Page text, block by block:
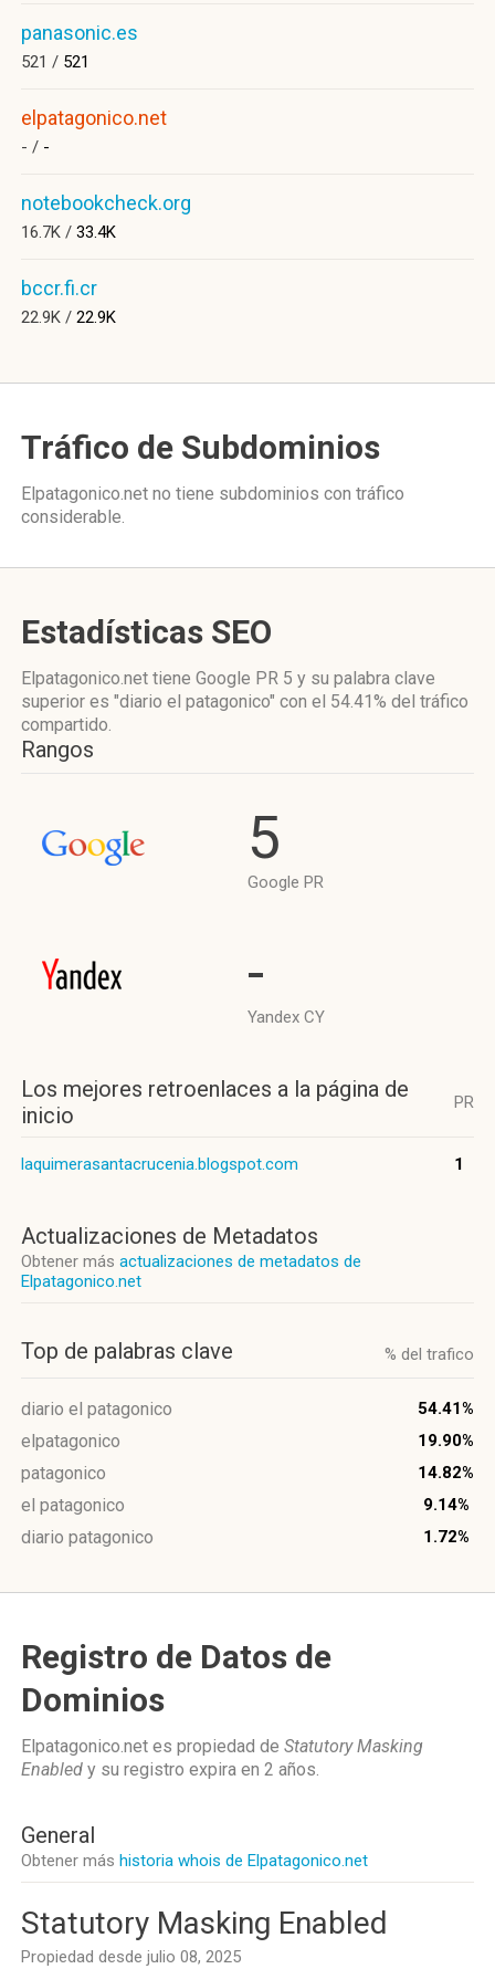
panasonic.es
521 / 521
elpatagonico.net
- / -
notebookcheck.org
16.7K / 33.4K
bccr.fi.cr
22.9K / 22.9K
Tráfico de Subdominios
Elpatagonico.net no tiene subdominios con tráfico
considerable.
Estadísticas SEO
Elpatagonico.net tiene Google PR 5 y su palabra clave
superior es "diario el patagonico" con el 54.41% del tráfico
compartido.
Rangos
5
Google PR
-
Yandex CY
Los mejores retroenlaces a la página de
inicio
PR
laquimerasantacrucenia.blogspot.com 1
Actualizaciones de Metadatos
Obtener más actualizaciones de metadatos de
Elpatagonico.net
Top de palabras clave % del trafico
diario el patagonico 54.41%
elpatagonico 19.90%
patagonico 14.82%
el patagonico 9.14%
diario patagonico 1.72%
Registro de Datos de
Dominios
Elpatagonico.net es propiedad de Statutory Masking
Enabled y su registro expira en 2 años.
General
Obtener más historia whois de Elpatagonico.net
Statutory Masking Enabled
Propiedad desde julio 08, 2025